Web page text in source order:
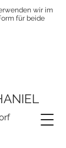
wir im
für beide